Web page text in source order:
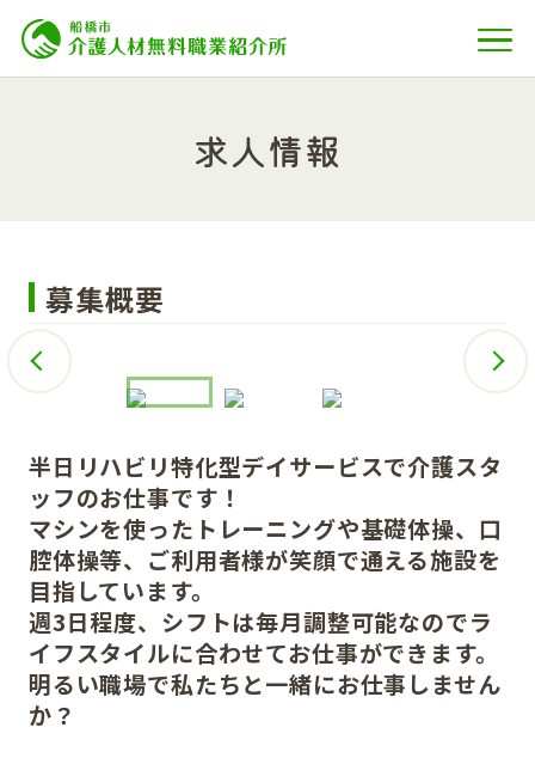
求人情報
募集概要
半日リハビリ特化型デイサービスで介護スタ
ッフのお仕事です！
マシンを使ったトレーニングや基礎体操、口
腔体操等、ご利用者様が笑顔で通える施設を
目指しています。
週3日程度、シフトは毎月調整可能なのでラ
イフスタイルに合わせてお仕事ができます。
明るい職場で私たちと一緒にお仕事しません
か？